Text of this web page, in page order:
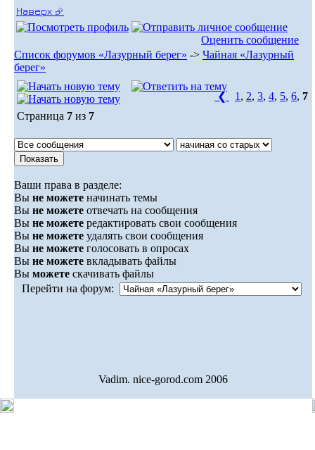
Наверх ⮵
Оценить сообщение
Список форумов «Лазурный берег» -> Чайная «Лазурный
берег»
❮ 1 , 2, 3, 4, 5, 6, 7
Страница 7 из 7
Ваши права в разделе:
Вы не можете начинать темы
Вы не можете отвечать на сообщения
Вы не можете редактировать свои сообщения
Вы не можете удалять свои сообщения
Вы не можете голосовать в опросах
Вы не можете вкладывать файлы
Вы можете скачивать файлы
Перейти на форум:
Vadim. nice-gorod.com 2006